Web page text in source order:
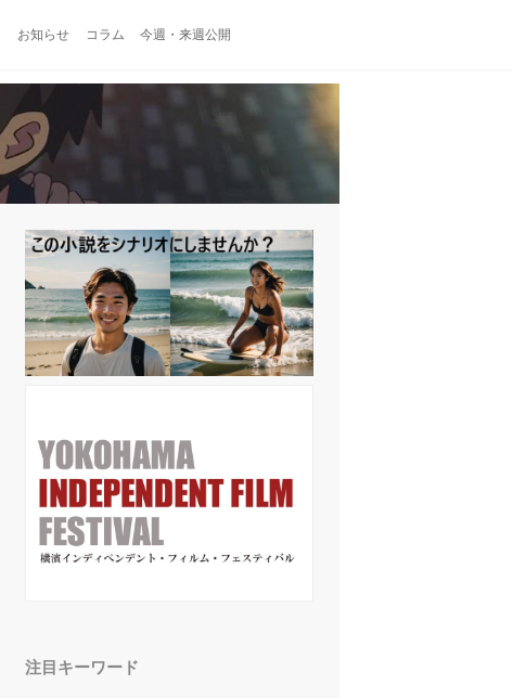
お知らせ コラム 今週・来週公開
注目キーワード